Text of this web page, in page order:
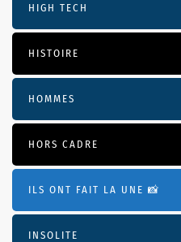
HIGH TECH
HISTOIRE
HOMMES
HORS CADRE
ILS ONT FAIT LA UNE 📸
INSOLITE